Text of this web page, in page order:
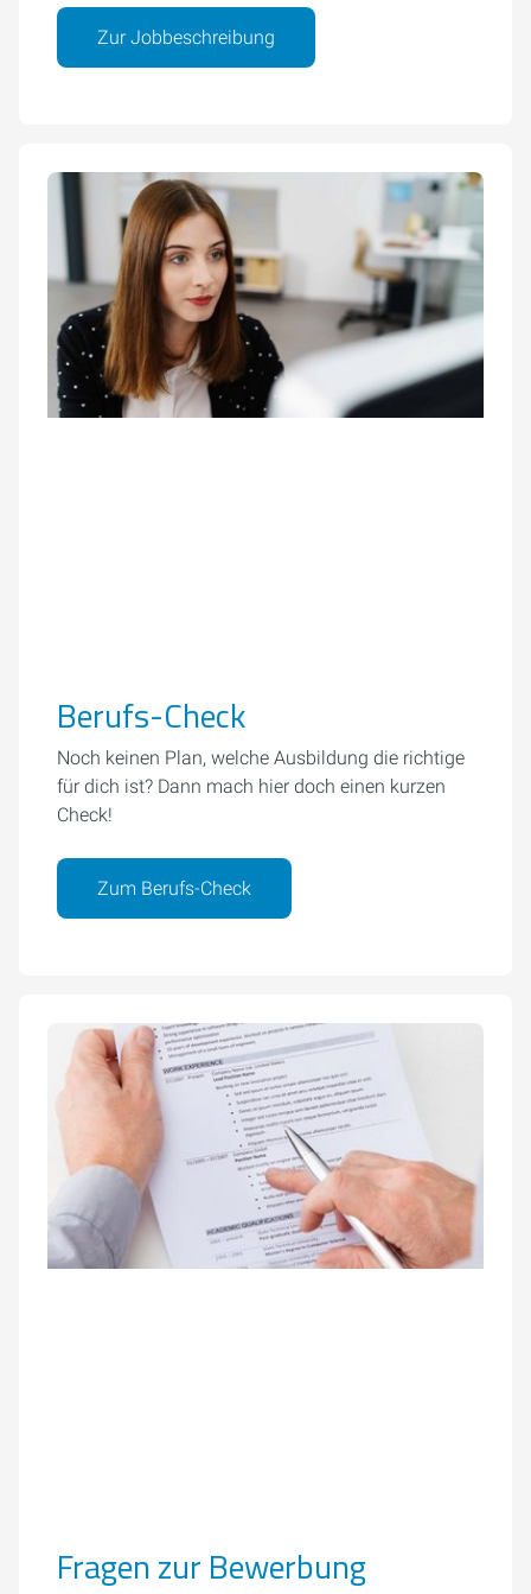
Zur Jobbeschreibung
Berufs-Check
Noch keinen Plan, welche Ausbildung die richtige
für dich ist? Dann mach hier doch einen kurzen
Check!
Zum Berufs-Check
Fragen zur Bewerbung